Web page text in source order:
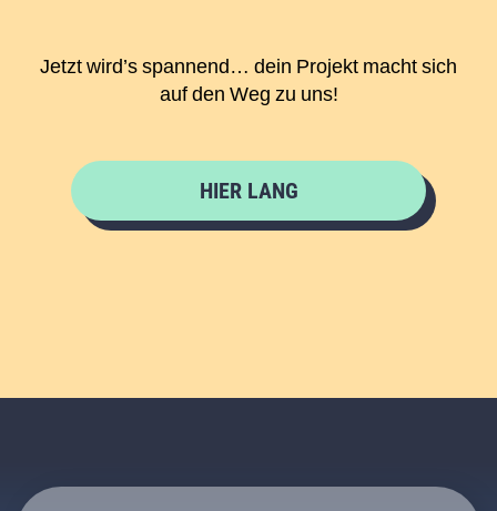
Jetzt wird’s spannend… dein Projekt macht sich
auf den Weg zu uns!
HIER LANG